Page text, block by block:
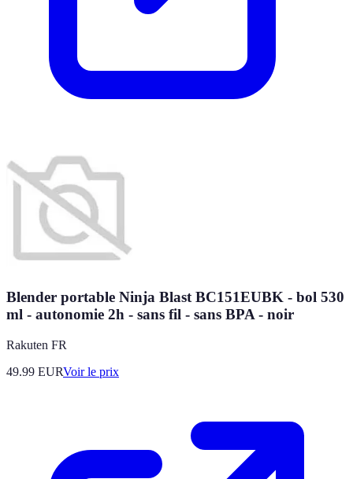
Blender portable Ninja Blast BC151EUBK - bol 530
ml - autonomie 2h - sans fil - sans BPA - noir
Rakuten FR
49.99 EURVoir le prix